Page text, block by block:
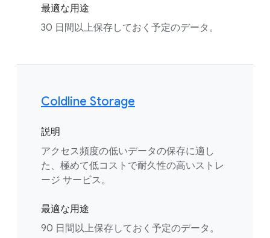
最適な用途
30 日間以上保存しておく予定のデータ。
Coldline Storage
説明
アクセス頻度の低いデータの保存に適し
た、極めて低コストで耐久性の高いストレ
ージ サービス。
最適な用途
90 日間以上保存しておく予定のデータ。